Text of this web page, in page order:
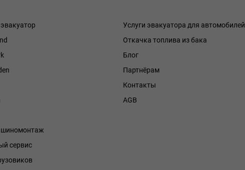
шиномонтаж
сервис
Услуги эвакуатора для автомобилей
Откачка топлива из бака
Блог
Партнёрам
Контакты
AGB